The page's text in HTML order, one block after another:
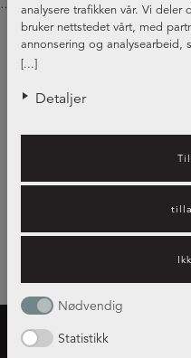
[...]
analysere trafikken vår. Vi
bruker nettstedet vårt, med
annonsering og analysearbeid,
informasjon du har gjort
Detaljer
Nødvendig
Statistikk
…
Continued
OM NORDANRO